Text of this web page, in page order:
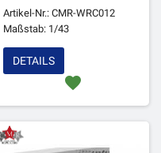
Artikel-Nr.: CMR-WRC012
Maßstab: 1/43
favorite
DETAILS